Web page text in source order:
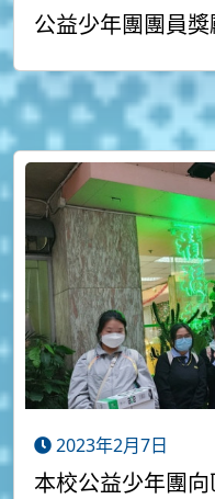
公益少年團團員獎
2023年2月7日
本校公益少年團